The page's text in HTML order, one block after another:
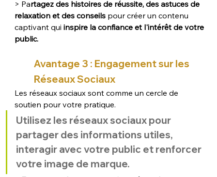
> Partagez des histoires de réussite, des astuces de
relaxation et des conseils pour créer un contenu
captivant qui inspire la confiance et l'intérêt de votre
public.
Avantage 3 : Engagement sur les
Réseaux Sociaux
Les réseaux sociaux sont comme un cercle de
soutien pour votre pratique.
Utilisez les réseaux sociaux pour
partager des informations utiles,
interagir avec votre public et renforcer
votre image de marque.